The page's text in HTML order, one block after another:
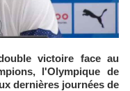
l'Olympique de
dernières journées de